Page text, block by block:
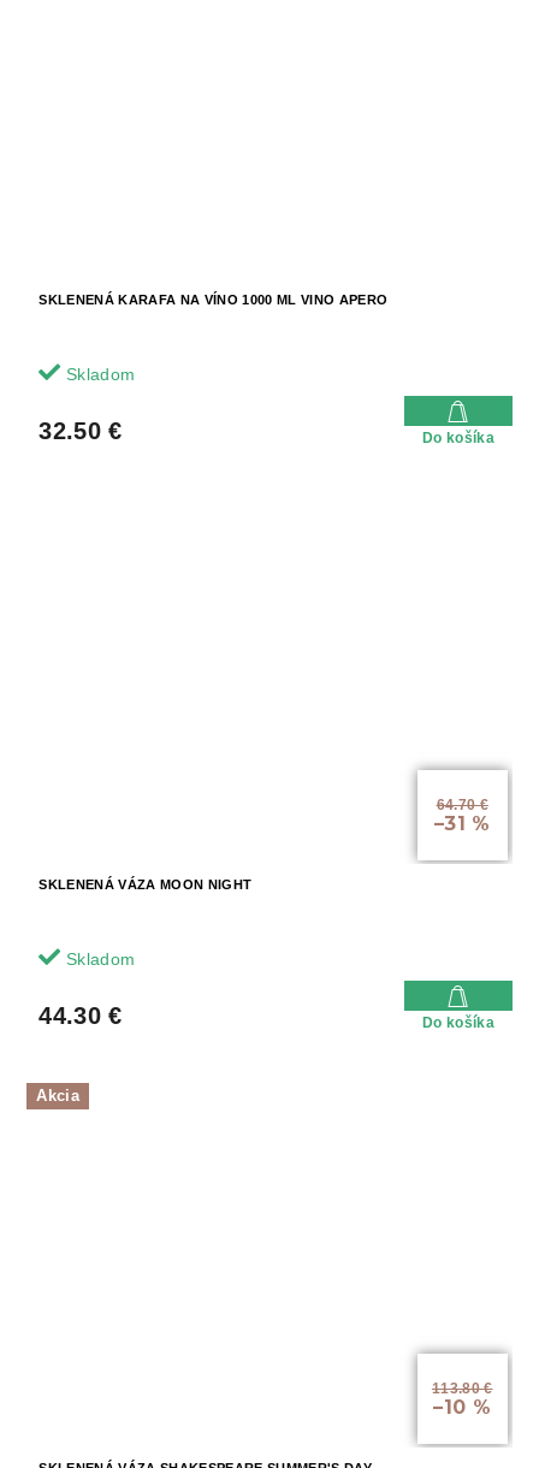
SKLENENÁ KARAFA NA VÍNO 1000 ML VINO APERO
Skladom
32.50 € Do košíka
64.70 €
–31 %
SKLENENÁ VÁZA MOON NIGHT
Skladom
44.30 € Do košíka
Akcia
113.80 €
–10 %